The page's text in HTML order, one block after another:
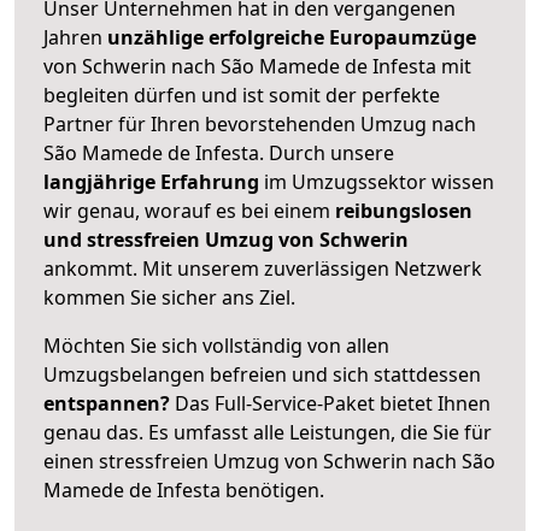
Unser Unternehmen hat in den vergangenen
Jahren unzählige erfolgreiche Europaumzüge
von Schwerin nach São Mamede de Infesta mit
begleiten dürfen und ist somit der perfekte
Partner für Ihren bevorstehenden Umzug nach
São Mamede de Infesta. Durch unsere
langjährige Erfahrung im Umzugssektor wissen
wir genau, worauf es bei einem reibungslosen
und stressfreien Umzug von Schwerin
ankommt. Mit unserem zuverlässigen Netzwerk
kommen Sie sicher ans Ziel.
Möchten Sie sich vollständig von allen
Umzugsbelangen befreien und sich stattdessen
entspannen? Das Full-Service-Paket bietet Ihnen
genau das. Es umfasst alle Leistungen, die Sie für
einen stressfreien Umzug von Schwerin nach São
Mamede de Infesta benötigen.